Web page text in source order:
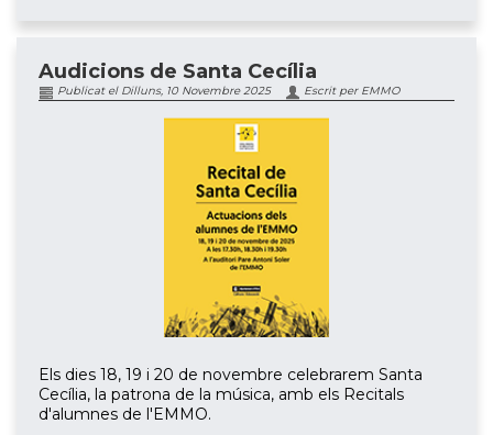
Audicions de Santa Cecília
Publicat el Dilluns, 10 Novembre 2025 Escrit per EMMO
Els dies 18, 19 i 20 de novembre celebrarem Santa
Cecília, la patrona de la música, amb els Recitals
d'alumnes de l'EMMO.